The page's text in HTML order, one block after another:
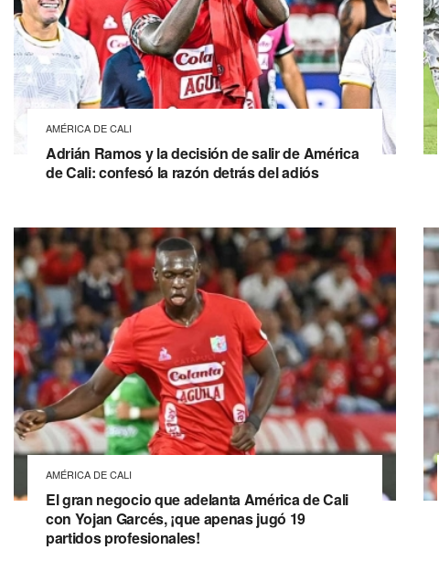
AMÉRICA DE CALI
Adrián Ramos y la decisión de salir de América
de Cali: confesó la razón detrás del adiós
AMÉRICA DE CALI
El gran negocio que adelanta América de Cali
con Yojan Garcés, ¡que apenas jugó 19
partidos profesionales!